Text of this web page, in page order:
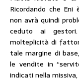
Ricordando che
non avrà quindi
ceduto ai
molteplicità di
tale margine di
le vendite in
indicati nella